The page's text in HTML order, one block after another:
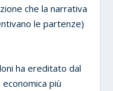
che la narrativa
le partenze)
ha ereditato dal
più